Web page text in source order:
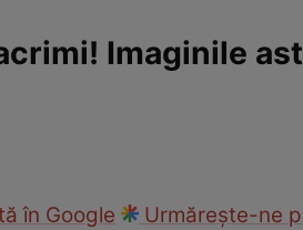
Imaginile
în Google Urmărește-ne